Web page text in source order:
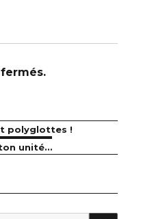
polyglottes !
unité…